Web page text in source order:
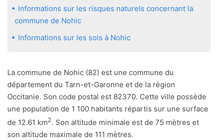
Informations sur les risques naturels concernant la
commune de Nohic
Informations sur les sols à Nohic
La commune de Nohic (82) est une commune du
département du Tarn-et-Garonne et de la région
Occitanie. Son code postal est 82370. Cette ville possède
une population de 1 100 habitants répartis sur une surface
de 12.61 km2. Son altitude minimale est de 75 mètres et
son altitude maximale de 111 mètres.